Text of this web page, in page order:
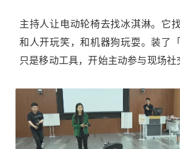
主持人让电动轮椅去找冰淇淋。它
和人开玩笑，和机器狗玩耍。装了
只是移动工具，开始主动参与现场社